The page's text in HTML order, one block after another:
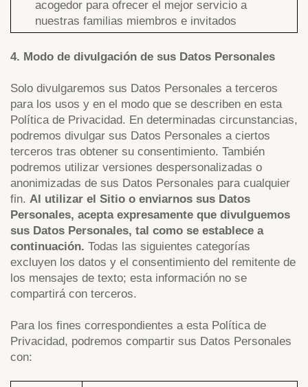
acogedor para ofrecer el mejor servicio a
nuestras familias miembros e invitados
4. Modo de divulgación de sus Datos Personales
Solo divulgaremos sus Datos Personales a terceros
para los usos y en el modo que se describen en esta
Política de Privacidad. En determinadas circunstancias,
podremos divulgar sus Datos Personales a ciertos
terceros tras obtener su consentimiento. También
podremos utilizar versiones despersonalizadas o
anonimizadas de sus Datos Personales para cualquier
fin. Al utilizar el Sitio o enviarnos sus Datos
Personales, acepta expresamente que divulguemos
sus Datos Personales, tal como se establece a
continuación. Todas las siguientes categorías
excluyen los datos y el consentimiento del remitente de
los mensajes de texto; esta información no se
compartirá con terceros.
Para los fines correspondientes a esta Política de
Privacidad, podremos compartir sus Datos Personales
con: